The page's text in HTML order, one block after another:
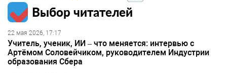
Выбор читателей
22 мая 2026, 17:17
Учитель, ученик, ИИ – что меняется: интервью с
Артёмом Соловейчиком, руководителем Индустрии
образования Сбера